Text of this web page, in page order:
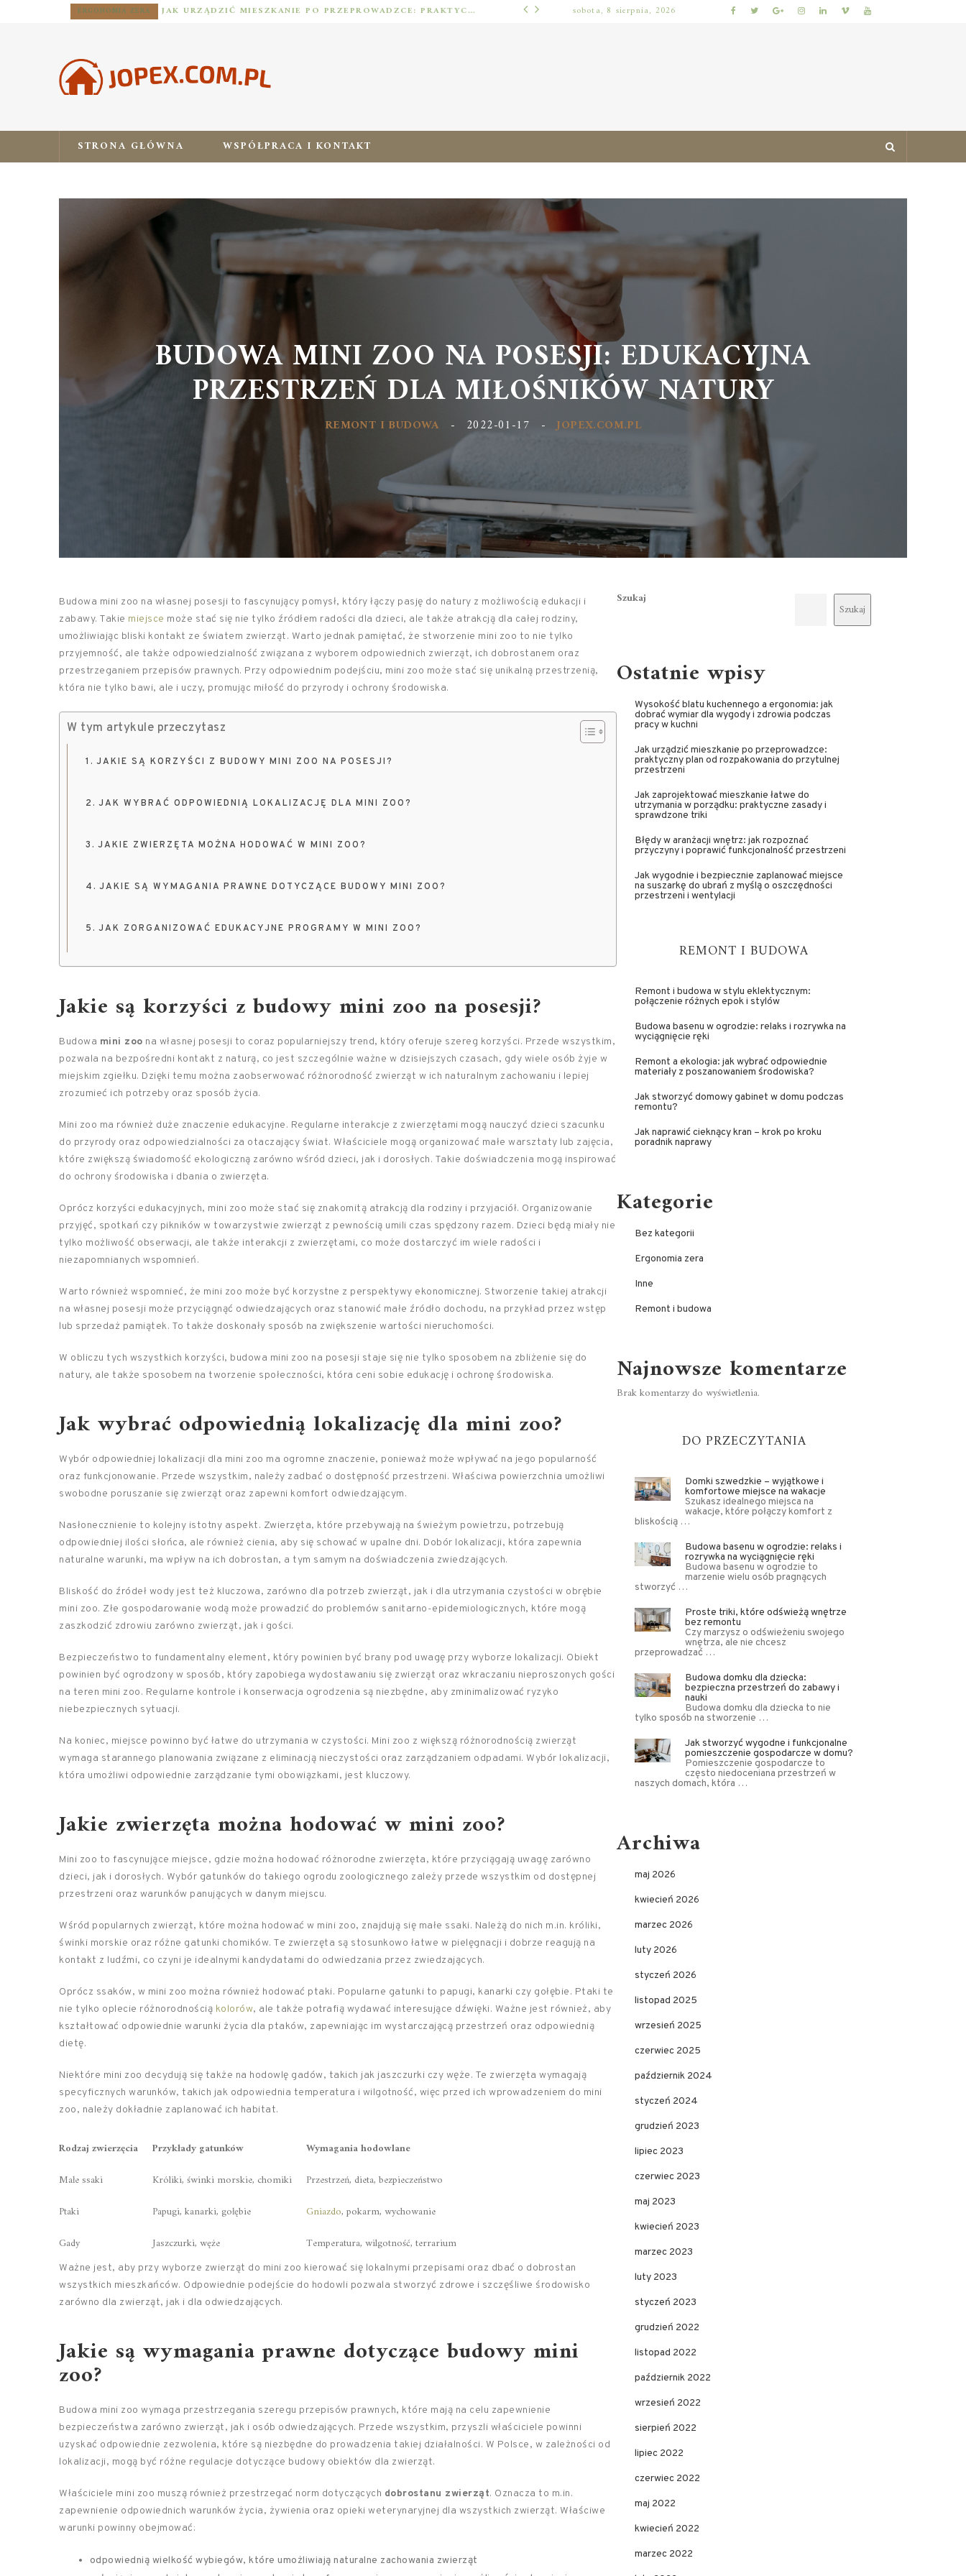
ERGONOMIA ZERA JAK URZĄDZIĆ MIESZKANIE PO PRZEPROWADZCE: PRAKTYCZNY PLAN OD ROZPAKOWANIA DO PRZYTULNEJ PRZESTRZENI ERGONOMIA ZERA
sobota, 8 sierpnia, 2026
STRONA GŁÓWNA WSPÓŁPRACA I KONTAKT
BUDOWA MINI ZOO NA POSESJI: EDUKACYJNA
PRZESTRZEŃ DLA MIŁOŚNIKÓW NATURY
REMONT I BUDOWA - 2022-01-17 - JOPEX.COM.PL
Budowa mini zoo na własnej posesji to fascynujący pomysł, który łączy pasję do natury z możliwością edukacji i
zabawy. Takie miejsce może stać się nie tylko źródłem radości dla dzieci, ale także atrakcją dla całej rodziny,
umożliwiając bliski kontakt ze światem zwierząt. Warto jednak pamiętać, że stworzenie mini zoo to nie tylko
przyjemność, ale także odpowiedzialność związana z wyborem odpowiednich zwierząt, ich dobrostanem oraz
przestrzeganiem przepisów prawnych. Przy odpowiednim podejściu, mini zoo może stać się unikalną przestrzenią,
która nie tylko bawi, ale i uczy, promując miłość do przyrody i ochrony środowiska.
W tym artykule przeczytasz
JAKIE SĄ KORZYŚCI Z BUDOWY MINI ZOO NA POSESJI?
JAK WYBRAĆ ODPOWIEDNIĄ LOKALIZACJĘ DLA MINI ZOO?
JAKIE ZWIERZĘTA MOŻNA HODOWAĆ W MINI ZOO?
JAKIE SĄ WYMAGANIA PRAWNE DOTYCZĄCE BUDOWY MINI ZOO?
JAK ZORGANIZOWAĆ EDUKACYJNE PROGRAMY W MINI ZOO?
Jakie są korzyści z budowy mini zoo na posesji?
Budowa mini zoo na własnej posesji to coraz popularniejszy trend, który oferuje szereg korzyści. Przede wszystkim,
pozwala na bezpośredni kontakt z naturą, co jest szczególnie ważne w dzisiejszych czasach, gdy wiele osób żyje w
miejskim zgiełku. Dzięki temu można zaobserwować różnorodność zwierząt w ich naturalnym zachowaniu i lepiej
zrozumieć ich potrzeby oraz sposób życia.
Mini zoo ma również duże znaczenie edukacyjne. Regularne interakcje z zwierzętami mogą nauczyć dzieci szacunku
do przyrody oraz odpowiedzialności za otaczający świat. Właściciele mogą organizować małe warsztaty lub zajęcia,
które zwiększą świadomość ekologiczną zarówno wśród dzieci, jak i dorosłych. Takie doświadczenia mogą inspirować
do ochrony środowiska i dbania o zwierzęta.
Oprócz korzyści edukacyjnych, mini zoo może stać się znakomitą atrakcją dla rodziny i przyjaciół. Organizowanie
przyjęć, spotkań czy pikników w towarzystwie zwierząt z pewnością umili czas spędzony razem. Dzieci będą miały nie
tylko możliwość obserwacji, ale także interakcji z zwierzętami, co może dostarczyć im wiele radości i
niezapomnianych wspomnień.
Warto również wspomnieć, że mini zoo może być korzystne z perspektywy ekonomicznej. Stworzenie takiej atrakcji
na własnej posesji może przyciągnąć odwiedzających oraz stanowić małe źródło dochodu, na przykład przez wstęp
lub sprzedaż pamiątek. To także doskonały sposób na zwiększenie wartości nieruchomości.
W obliczu tych wszystkich korzyści, budowa mini zoo na posesji staje się nie tylko sposobem na zbliżenie się do
natury, ale także sposobem na tworzenie społeczności, która ceni sobie edukację i ochronę środowiska.
Jak wybrać odpowiednią lokalizację dla mini zoo?
Wybór odpowiedniej lokalizacji dla mini zoo ma ogromne znaczenie, ponieważ może wpływać na jego popularność
oraz funkcjonowanie. Przede wszystkim, należy zadbać o dostępność przestrzeni. Właściwa powierzchnia umożliwi
swobodne poruszanie się zwierząt oraz zapewni komfort odwiedzającym.
Nasłonecznienie to kolejny istotny aspekt. Zwierzęta, które przebywają na świeżym powietrzu, potrzebują
odpowiedniej ilości słońca, ale również cienia, aby się schować w upalne dni. Dobór lokalizacji, która zapewnia
naturalne warunki, ma wpływ na ich dobrostan, a tym samym na doświadczenia zwiedzających.
Bliskość do źródeł wody jest też kluczowa, zarówno dla potrzeb zwierząt, jak i dla utrzymania czystości w obrębie
mini zoo. Złe gospodarowanie wodą może prowadzić do problemów sanitarno-epidemiologicznych, które mogą
zaszkodzić zdrowiu zarówno zwierząt, jak i gości.
Bezpieczeństwo to fundamentalny element, który powinien być brany pod uwagę przy wyborze lokalizacji. Obiekt
powinien być ogrodzony w sposób, który zapobiega wydostawaniu się zwierząt oraz wkraczaniu nieproszonych gości
na teren mini zoo. Regularne kontrole i konserwacja ogrodzenia są niezbędne, aby zminimalizować ryzyko
niebezpiecznych sytuacji.
Na koniec, miejsce powinno być łatwe do utrzymania w czystości. Mini zoo z większą różnorodnością zwierząt
wymaga starannego planowania związane z eliminacją nieczystości oraz zarządzaniem odpadami. Wybór lokalizacji,
która umożliwi odpowiednie zarządzanie tymi obowiązkami, jest kluczowy.
Jakie zwierzęta można hodować w mini zoo?
Mini zoo to fascynujące miejsce, gdzie można hodować różnorodne zwierzęta, które przyciągają uwagę zarówno
dzieci, jak i dorosłych. Wybór gatunków do takiego ogrodu zoologicznego zależy przede wszystkim od dostępnej
przestrzeni oraz warunków panujących w danym miejscu.
Wśród popularnych zwierząt, które można hodować w mini zoo, znajdują się małe ssaki. Należą do nich m.in. króliki,
świnki morskie oraz różne gatunki chomików. Te zwierzęta są stosunkowo łatwe w pielęgnacji i dobrze reagują na
kontakt z ludźmi, co czyni je idealnymi kandydatami do odwiedzania przez zwiedzających.
Oprócz ssaków, w mini zoo można również hodować ptaki. Popularne gatunki to papugi, kanarki czy gołębie. Ptaki te
nie tylko oplecie różnorodnością kolorów, ale także potrafią wydawać interesujące dźwięki. Ważne jest również, aby
kształtować odpowiednie warunki życia dla ptaków, zapewniając im wystarczającą przestrzeń oraz odpowiednią
dietę.
Niektóre mini zoo decydują się także na hodowlę gadów, takich jak jaszczurki czy węże. Te zwierzęta wymagają
specyficznych warunków, takich jak odpowiednia temperatura i wilgotność, więc przed ich wprowadzeniem do mini
zoo, należy dokładnie zaplanować ich habitat.
Rodzaj zwierzęcia Przykłady gatunków
Wymagania hodowlane
Małe ssaki
Króliki, świnki morskie, chomiki
Przestrzeń, dieta, bezpieczeństwo
Ptaki
Papugi, kanarki, gołębie Gniazdo, pokarm, wychowanie
Gady
Jaszczurki, węże Temperatura, wilgotność, terrarium
Ważne jest, aby przy wyborze zwierząt do mini zoo kierować się lokalnymi przepisami oraz dbać o dobrostan
wszystkich mieszkańców. Odpowiednie podejście do hodowli pozwala stworzyć zdrowe i szczęśliwe środowisko
zarówno dla zwierząt, jak i dla odwiedzających.
Jakie są wymagania prawne dotyczące budowy mini
zoo?
Budowa mini zoo wymaga przestrzegania szeregu przepisów prawnych, które mają na celu zapewnienie
bezpieczeństwa zarówno zwierząt, jak i osób odwiedzających. Przede wszystkim, przyszli właściciele powinni
uzyskać odpowiednie zezwolenia, które są niezbędne do prowadzenia takiej działalności. W Polsce, w zależności od
lokalizacji, mogą być różne regulacje dotyczące budowy obiektów dla zwierząt.
Właściciele mini zoo muszą również przestrzegać norm dotyczących dobrostanu zwierząt. Oznacza to m.in.
zapewnienie odpowiednich warunków życia, żywienia oraz opieki weterynaryjnej dla wszystkich zwierząt. Właściwe
warunki powinny obejmować:
odpowiednią wielkość wybiegów, które umożliwiają naturalne zachowania zwierząt
Szukaj
Szukaj
Ostatnie wpisy
Wysokość blatu kuchennego a ergonomia: jak
dobrać wymiar dla wygody i zdrowia podczas
pracy w kuchni
Jak urządzić mieszkanie po przeprowadzce:
praktyczny plan od rozpakowania do przytulnej
przestrzeni
Jak zaprojektować mieszkanie łatwe do
utrzymania w porządku: praktyczne zasady i
sprawdzone triki
Błędy w aranżacji wnętrz: jak rozpoznać
przyczyny i poprawić funkcjonalność przestrzeni
Jak wygodnie i bezpiecznie zaplanować miejsce
na suszarkę do ubrań z myślą o oszczędności
przestrzeni i wentylacji
REMONT I BUDOWA
Remont i budowa w stylu eklektycznym:
połączenie różnych epok i stylów
Budowa basenu w ogrodzie: relaks i rozrywka na
wyciągnięcie ręki
Remont a ekologia: jak wybrać odpowiednie
materiały z poszanowaniem środowiska?
Jak stworzyć domowy gabinet w domu podczas
remontu?
Jak naprawić cieknący kran – krok po kroku
poradnik naprawy
Kategorie
Bez kategorii
Ergonomia zera
Inne
Remont i budowa
Najnowsze komentarze
Brak komentarzy do wyświetlenia.
DO PRZECZYTANIA
Domki szwedzkie – wyjątkowe i
komfortowe miejsce na wakacje
Szukasz idealnego miejsca na
wakacje, które połączy komfort z
bliskością …
Budowa basenu w ogrodzie: relaks i
rozrywka na wyciągnięcie ręki
Budowa basenu w ogrodzie to
marzenie wielu osób pragnących
stworzyć …
Proste triki, które odświeżą wnętrze
bez remontu
Czy marzysz o odświeżeniu swojego
wnętrza, ale nie chcesz
przeprowadzać …
Budowa domku dla dziecka:
bezpieczna przestrzeń do zabawy i
nauki
Budowa domku dla dziecka to nie
tylko sposób na stworzenie …
Jak stworzyć wygodne i funkcjonalne
pomieszczenie gospodarcze w domu?
Pomieszczenie gospodarcze to
często niedoceniana przestrzeń w
naszych domach, która …
Archiwa
maj 2026
kwiecień 2026
marzec 2026
luty 2026
styczeń 2026
listopad 2025
wrzesień 2025
czerwiec 2025
październik 2024
styczeń 2024
grudzień 2023
lipiec 2023
czerwiec 2023
maj 2023
kwiecień 2023
marzec 2023
luty 2023
styczeń 2023
grudzień 2022
listopad 2022
październik 2022
wrzesień 2022
sierpień 2022
lipiec 2022
czerwiec 2022
maj 2022
kwiecień 2022
marzec 2022